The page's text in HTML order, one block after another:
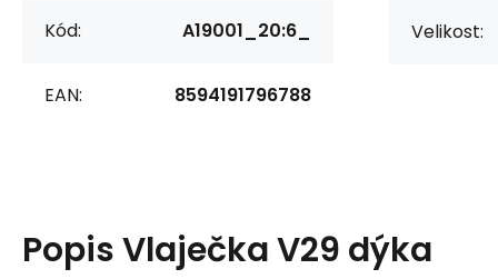
Kód: A19001_20:6_
EAN: 8594191796788
Velikost:
PopisVlaječka V29 dýka